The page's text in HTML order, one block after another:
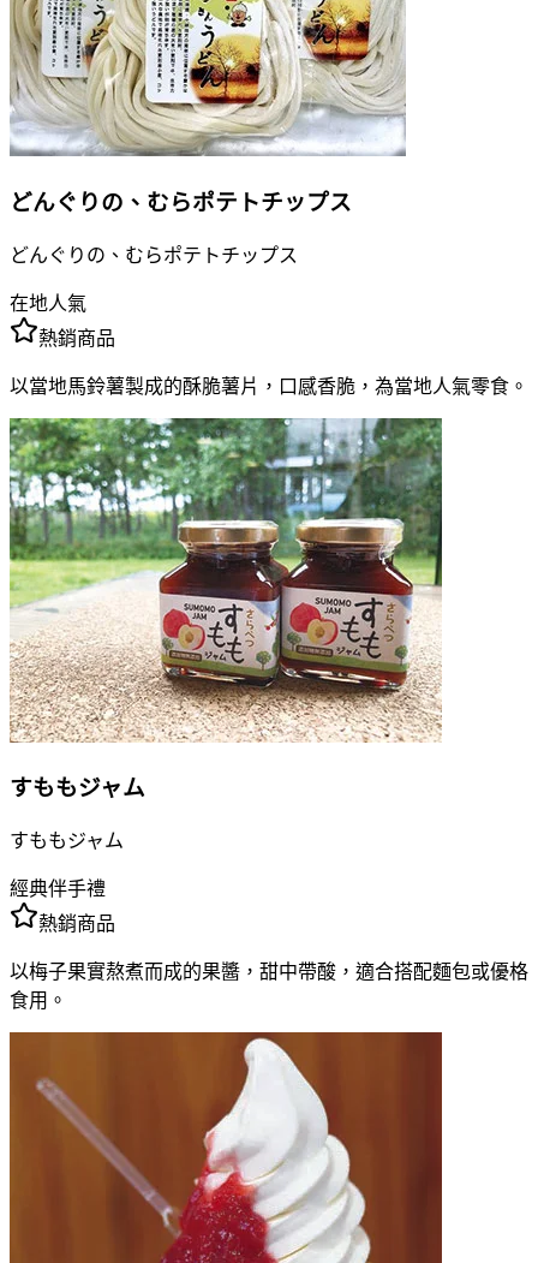
どんぐりの、むらポテトチップス
どんぐりの、むらポテトチップス
在地人氣
熱銷商品
以當地馬鈴薯製成的酥脆薯片，口感香脆，為當地人氣零食。
すももジャム
すももジャム
經典伴手禮
熱銷商品
以梅子果實熬煮而成的果醬，甜中帶酸，適合搭配麵包或優格
食用。